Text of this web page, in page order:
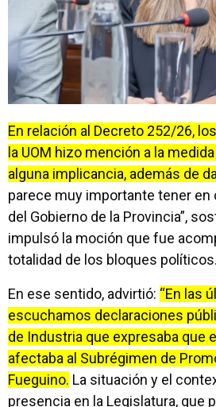
En relación al Decreto 252/26,
la UOM hizo mención a la
alguna implicancia, además de
parece muy importante tener en
del Gobierno de la Provincia”,
impulsó la moción que fue
totalidad de los bloques políticos.
En ese sentido, advirtió: “En las
escuchamos declaraciones
de Industria que expresaba que
afectaba al Subrégimen de
Fueguino. La situación y el
presencia en la Legislatura, que